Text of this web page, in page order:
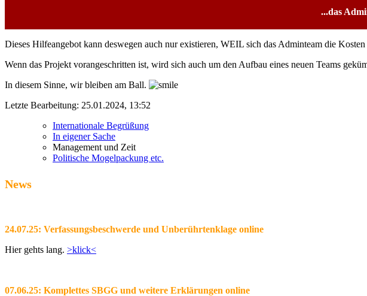
...das
Dieses Hilfeangebot kann deswegen auch nur existieren, WEIL sich das Adminteam die
Wenn das Projekt vorangeschritten ist, wird sich auch um den Aufbau eines neuen Teams
In diesem Sinne, wir bleiben am Ball.
Letzte Bearbeitung: 25.01.2024, 13:52
Internationale Begrüßung
In eigener Sache
Management und Zeit
Politische Mogelpackung etc.
News
24.07.25: Verfassungsbeschwerde und Unberührtenklage online
Hier gehts lang. >klick<
07.06.25: Komplettes SBGG und weitere Erklärungen online